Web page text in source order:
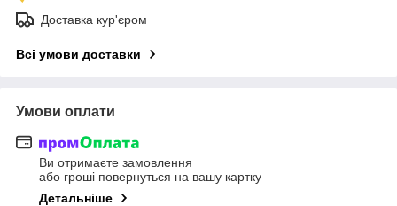
Доставка кур'єром
Всі умови доставки
Умови оплати
Ви отримаєте замовлення
або гроші повернуться на вашу картку
Детальніше